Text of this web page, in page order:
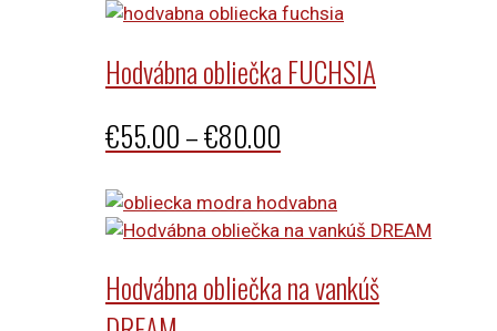
€59.00
through
Hodvábna obliečka FUCHSIA
€55.00–€80.00
€55.00
€80.00
Hodvábna obliečka na vankúš